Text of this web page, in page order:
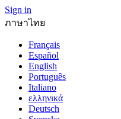
Sign in
ภาษาไทย
Français
Español
English
Português
Italiano
ελληνικά
Deutsch